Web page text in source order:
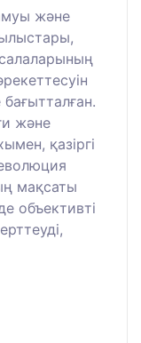
және
және
қазіргі
мақсаты
объективті